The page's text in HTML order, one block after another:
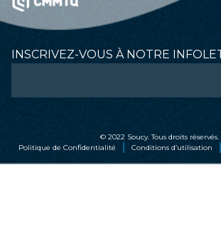
INSCRIVEZ-VOUS À NOTRE
© 2022 Soucy. Tous droits réservés.
Politique de Confidentialité
Conditions d’utilisation